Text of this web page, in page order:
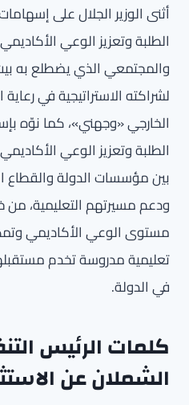
أثنى الوزير الجلال على
الطلبة وتعزيز الوعي
والمجتمعي الذي يضطلع به
لشراكته الاستراتيجية في
الخارجي «وجهني»، كما نوّه
الطلبة وتعزيز الوعي
بين مؤسسات الدولة
ودعم مسيرتهم التعليمية،
مستوى الوعي الأكاديمي
تعليمية مدروسة تخدم
في الدولة.
كلمات الرئيس
الشملان عن